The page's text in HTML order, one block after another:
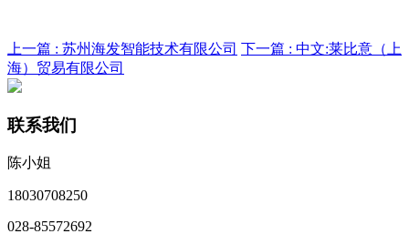
上一篇 : 苏州海发智能技术有限公司 下一篇 : 中文:莱比意（上
海）贸易有限公司
联系我们
陈小姐
18030708250
028-85572692